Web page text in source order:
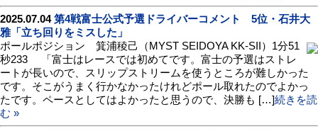
2025.07.04第4戦富士公式予選ドライバーコメント 5位・石井大
雅「立ち回りをミスした」
ポールポジション 箕浦稜己（MYST SEIDOYA KK-SII）1分51
秒233 「富士はレースでは初めてです。富士の予選はストレ
ートが長いので、スリップストリームを使うところが難しかった
です。そこがうまく行かなかったけれどポール取れたのでよかっ
たです。ペースとしてはよかったと思うので、決勝も […]続きを読
む »